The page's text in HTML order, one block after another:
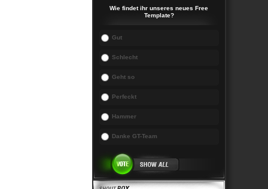
Wie findet ihr unseres neues Free
Template?
Gut
Schlecht
Geht so
Perfeckt
Hammer
Danke GT-Team